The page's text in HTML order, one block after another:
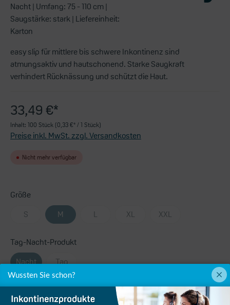
Nacht| Umfang:75 - 110 cm |
Saugstärke: stark| Liefereinheit:
Karton
easy slip für mittlere bis schwere Inkontinenz sind
atmungsaktiv und hautschonend. Starke Saugkraft
verhindert Rücknässung und schützt die Haut.
33,49 €*
Inhalt: 100 Stück (0,33 €* / 1 Stück)
Preise inkl. MwSt. zzgl. Versandkosten
Nicht mehr verfügbar
Größe
S
M L XL XXL
Tag-Nacht-Produkt
Nacht
Tag
Umfang
Wussten Sie schon?